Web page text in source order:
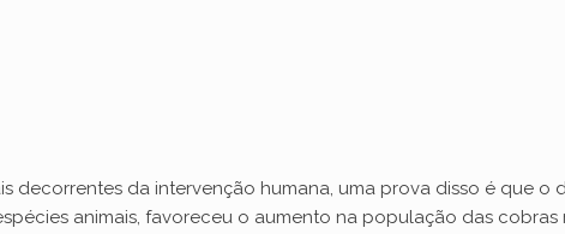
decorrentes da intervenção humana, uma prova disso é que o
animais, favoreceu o aumento na população das cobras